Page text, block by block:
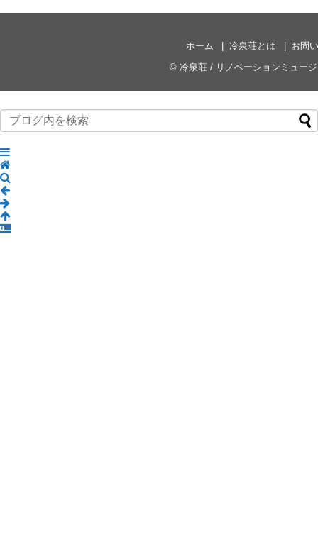
ホーム 冷泉荘とは
お問
© 冷泉荘 / リノベーションミュー